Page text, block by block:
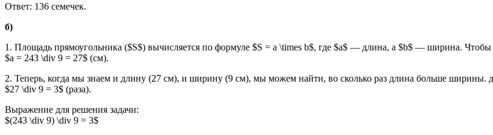
Ответ: 136 семечек.
б)
1. Площадь прямоугольника ($S$) вычисляется по формуле $S = a \times b$, где $a$ — длина, а $b$ — ширина.
$a = 243 \div 9 = 27$ (см).
2. Теперь, когда мы знаем и длину (27 см), и ширину (9 см), мы можем найти, во сколько раз длина больше ширины.
$27 \div 9 = 3$ (раза).
Выражение для решения задачи:
$(243 \div 9) \div 9 = 3$